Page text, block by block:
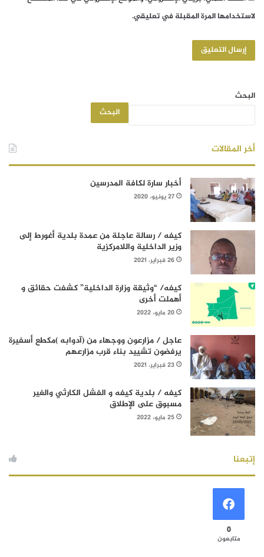
لاستخدامها المرة المقبلة في تعليقي.
البحث
البحث
أخر المقالات
أخبار سارة لكافة المدرسين
27 يونيو، 2020
كيفه / رسالة عاجلة من عمدة بلدية أغورط إلى
وزير الداخلية واللامركزية
26 فبراير، 2021
كيفه/ “وثيقة وزارة الداخلية” كشفت حقائق و
أهملت أخرى
20 مايو، 2022
عاجل / مزارعون ووجهاء من (آدوابه )مكطع أسفيرة
يرفضون تشييد بناء قرب مزارعهم
23 فبراير، 2021
كيفه / بلدية كيفه و الفشل الكارثي والغير
مسبوق على الإطلاق
25 مايو، 2022
إتبعنا
0
متابعون